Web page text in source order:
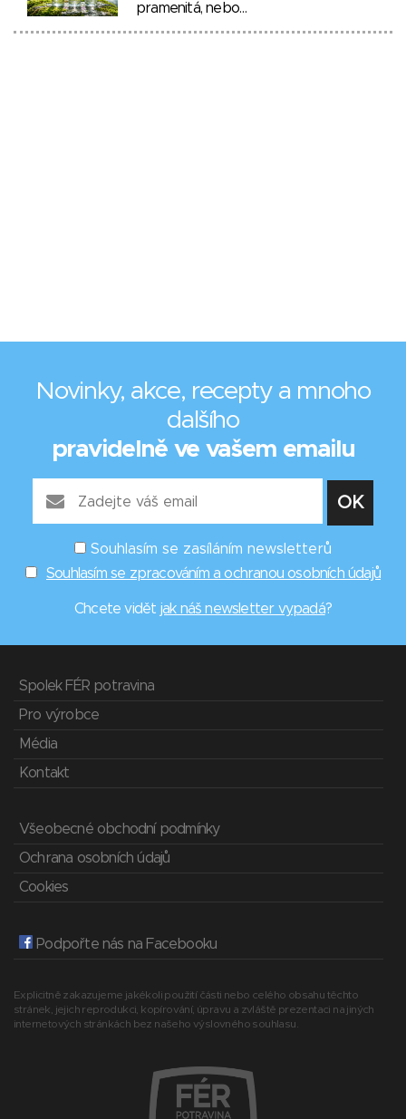
pramenitá, nebo…
Novinky, akce, recepty a mnoho
dalšího
pravidelně ve vašem emailu
Souhlasím se zasíláním newsletterů
Souhlasím se zpracováním a ochranou osobních údajů
Chcete vidět jak náš newsletter vypadá?
Spolek FÉR potravina
Pro výrobce
Média
Kontakt
Všeobecné obchodní podmínky
Ochrana osobních údajů
Cookies
Podpořte nás na Facebooku
Explicitně zakazujeme jakékoli použití části nebo celého obsahu těchto
stránek, jejich reprodukci, kopírování, úpravu a zvláště prezentaci na jiných
internetových stránkách bez našeho výslovného souhlasu.